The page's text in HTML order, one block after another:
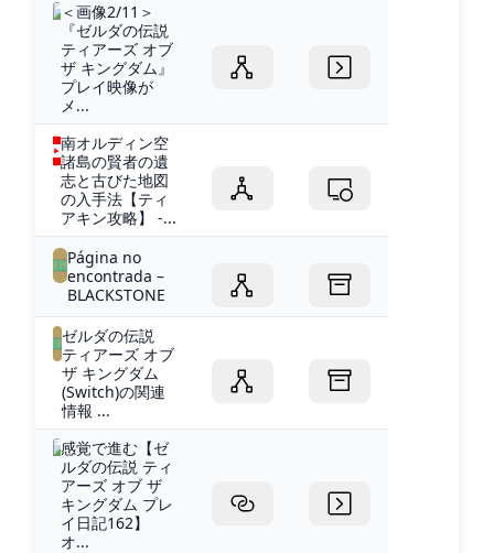
＜画像2/11＞
『ゼルダの伝説
ティアーズ オブ
ザ キングダム』
プレイ映像が
メ...
南オルディン空
諸島の賢者の遺
志と古びた地図
の入手法【ティ
アキン攻略】 -...
Página no
encontrada –
BLACKSTONE
ゼルダの伝説
ティアーズ オブ
ザ キングダム
(Switch)の関連
情報 ...
感覚で進む【ゼ
ルダの伝説 ティ
アーズ オブ ザ
キングダム プレ
イ日記162】
オ...